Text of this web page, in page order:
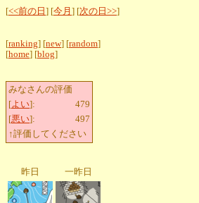
[<<前の日 ] [今月 ] [次の日>>]
[ranking] [new] [random]
[home] [blog]
みなさんの評価
[よい]:
479
[悪い]:
497
↑評価してください
昨日 一昨日